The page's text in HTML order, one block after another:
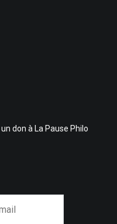
don à La Pause Philo